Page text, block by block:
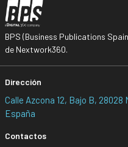
BPS (Business Publications
de Nextwork360.
Dirección
Calle Azcona 12, Bajo B, 28028
España
Contactos